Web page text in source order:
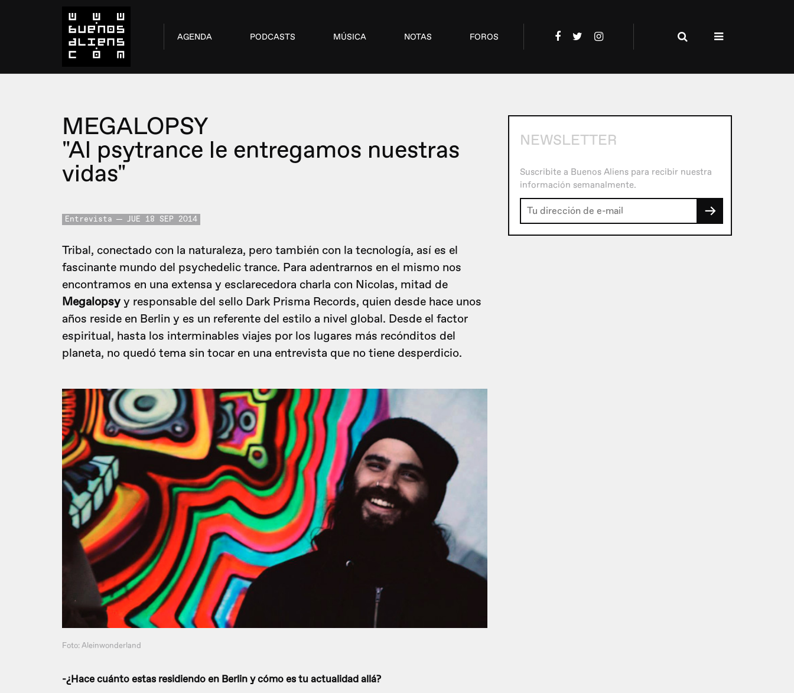
AGENDA PODCASTS MÚSICA NOTAS FOROS
MEGALOPSY
"Al psytrance le entregamos nuestras
vidas"
Entrevista JUE 18 SEP 2014
Tribal, conectado con la naturaleza, pero también con la tecnología, así es el
fascinante mundo del psychedelic trance. Para adentrarnos en el mismo nos
encontramos en una extensa y esclarecedora charla con Nicolas, mitad de
Megalopsyy responsable del sello Dark Prisma Records, quien desde hace unos
años reside en Berlin y es un referente del estilo a nivel global. Desde el factor
espiritual, hasta los interminables viajes por los lugares más recónditos del
planeta, no quedó tema sin tocar en una entrevista que no tiene desperdicio.
Foto: Aleinwonderland
-¿Hace cuánto estas residiendo en Berlin y cómo es tu actualidad allá?
NEWSLETTER
Suscribite a Buenos Aliens para recibir nuestra
información semanalmente.
→